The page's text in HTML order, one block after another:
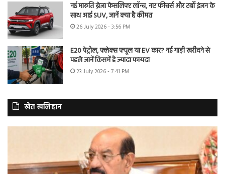
नई मारुति ब्रेजा फेसलिफ्ट लॉन्च, नए फीचर्स और टर्बो इंजन के
साथ आई SUV, जानें क्या है कीमत
26 July 2026 - 3:56 PM
E20 पेट्रोल, फ्लेक्स फ्यूल या EV कार? नई गाड़ी खरीदने से
पहले जानें किसमें है ज्यादा फायदा
23 July 2026 - 7:41 PM
खेत खलिहान